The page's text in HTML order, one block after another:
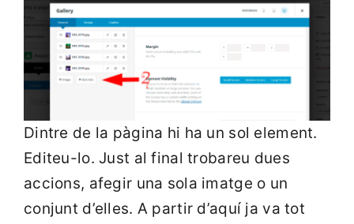
Dintre de la pàgina hi ha un sol element.
Editeu-lo. Just al final trobareu dues
accions, afegir una sola imatge o un
conjunt d’elles. A partir d’aquí ja va tot